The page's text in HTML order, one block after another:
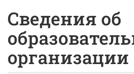
Сведения об
организации